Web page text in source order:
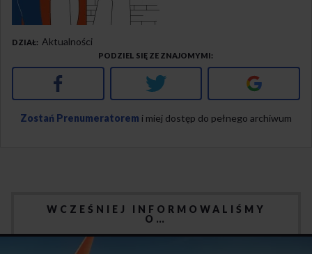
DZIAŁ Aktualności
PODZIEL SIĘ ZE ZNAJOMYMI
Facebook Twitter Google+
Zostań Prenumeratorem i miej dostęp do pełnego archiwum
WCZEŚNIEJ INFORMOWALIŚMY
O…